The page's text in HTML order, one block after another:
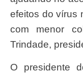
efeitos do vírus
com menor
Trindade,
O presidente do Conass, Nésio Fernandes,